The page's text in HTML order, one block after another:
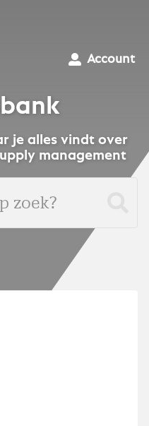
Account
je alles vindt over
management